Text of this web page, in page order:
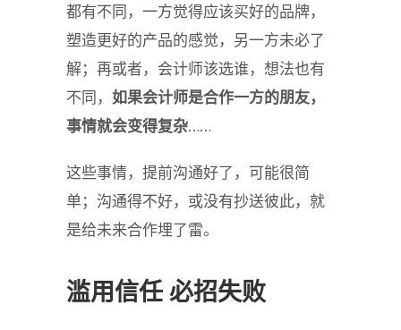
都有不同，一方觉得应该买好的品牌，
塑造更好的产品的感觉，另一方未必了
解；再或者，会计师该选谁，想法也有
不同， 如果会计师是合作一方的朋友，
事情就会变得复杂……
这些事情，提前沟通好了，可能很简
单；沟通得不好，或没有抄送彼此，就
是给未来合作埋了雷。
滥用信任 必招失败